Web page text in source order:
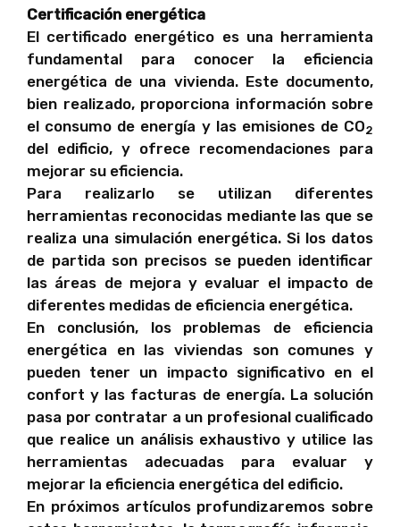
Certificación energética
El certificado energético es una herramienta
fundamental para conocer la eficiencia
energética de una vivienda. Este documento,
bien realizado, proporciona información sobre
el consumo de energía y las emisiones de CO2
del edificio, y ofrece recomendaciones para
mejorar su eficiencia.
Para realizarlo se utilizan diferentes
herramientas reconocidas mediante las que se
realiza una simulación energética. Si los datos
de partida son precisos se pueden identificar
las áreas de mejora y evaluar el impacto de
diferentes medidas de eficiencia energética.
En conclusión, los problemas de eficiencia
energética en las viviendas son comunes y
pueden tener un impacto significativo en el
confort y las facturas de energía. La solución
pasa por contratar a un profesional cualificado
que realice un análisis exhaustivo y utilice las
herramientas adecuadas para evaluar y
mejorar la eficiencia energética del edificio.
En próximos artículos profundizaremos sobre